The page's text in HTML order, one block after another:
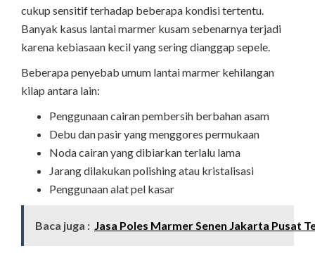
cukup sensitif terhadap beberapa kondisi tertentu.
Banyak kasus lantai marmer kusam sebenarnya terjadi
karena kebiasaan kecil yang sering dianggap sepele.
Beberapa penyebab umum lantai marmer kehilangan
kilap antara lain:
Penggunaan cairan pembersih berbahan asam
Debu dan pasir yang menggores permukaan
Noda cairan yang dibiarkan terlalu lama
Jarang dilakukan polishing atau kristalisasi
Penggunaan alat pel kasar
Baca juga : Jasa Poles Marmer Senen Jakarta Pusat